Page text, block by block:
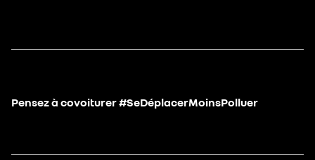
Pensez à covoiturer #SeDéplacerMoinsPolluer